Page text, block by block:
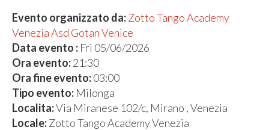
Evento organizzato da:Zotto Tango Academy
Venezia Asd Gotan Venice
Data evento : Fri 05/06/2026
Ora evento:21:30
Ora fine evento:03:00
Tipo evento: Milonga
Localita:Via Miranese 102/c, Mirano , Venezia
Locale:Zotto Tango Academy Venezia